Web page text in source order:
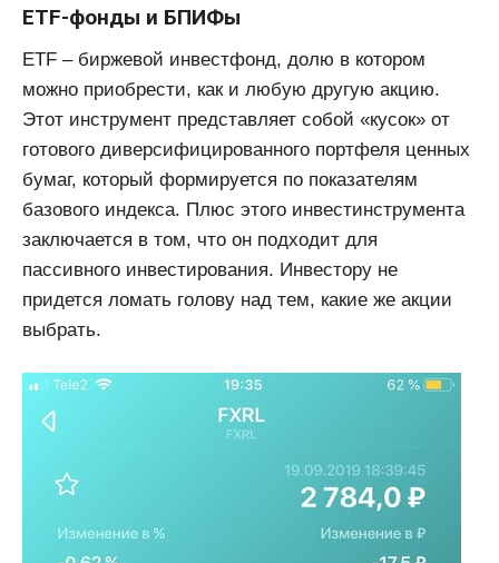
ETF-фонды и БПИФы
ETF – биржевой инвестфонд, долю в котором
можно приобрести, как и любую другую акцию.
Этот инструмент представляет собой «кусок» от
готового диверсифицированного портфеля ценных
бумаг, который формируется по показателям
базового индекса. Плюс этого инвестинструмента
заключается в том, что он подходит для
пассивного инвестирования. Инвестору не
придется ломать голову над тем, какие же акции
выбрать.